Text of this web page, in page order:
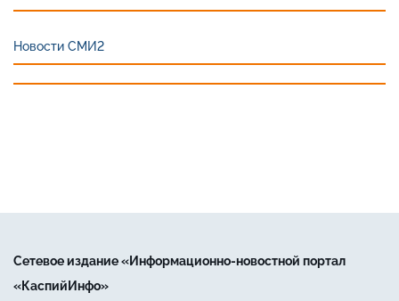
Новости СМИ2
Сетевое издание «Информационно-новостной портал
«КаспийИнфо»